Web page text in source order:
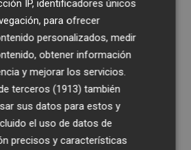
IP, identificadores únicos
para ofrecer
personalizados, medir
obtener información
y mejorar los servicios.
terceros (1913) también
sus datos para estos y
el uso de datos de
precisos y características